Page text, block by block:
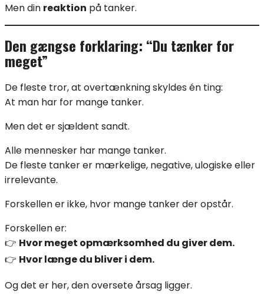
Men din reaktion på tanker.
Den gængse forklaring: “Du tænker for
meget”
De fleste tror, at overtænkning skyldes én ting:
At man har for mange tanker.
Men det er sjældent sandt.
Alle mennesker har mange tanker.
De fleste tanker er mærkelige, negative, ulogiske eller
irrelevante.
Forskellen er ikke, hvor mange tanker der opstår.
Forskellen er:
👉 Hvor meget opmærksomhed du giver dem.
👉 Hvor længe du bliver i dem.
Og det er her, den oversete årsag ligger.